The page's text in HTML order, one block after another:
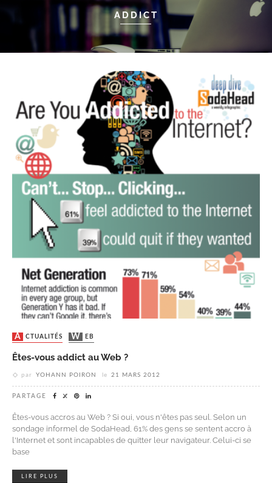
ADDICT
ACTUALITÉS WEB
Êtes-vous addict au Web ?
par YOHANN POIRON le 21 MARS 2012
PARTAGE
Êtes-vous accros au Web ? Si oui, vous n'êtes pas seul. Selon un
sondage informel de SodaHead, 61% des gens se sentent accro à
l'Internet et sont incapables de quitter leur navigateur. Celui-ci se
base
LIRE PLUS